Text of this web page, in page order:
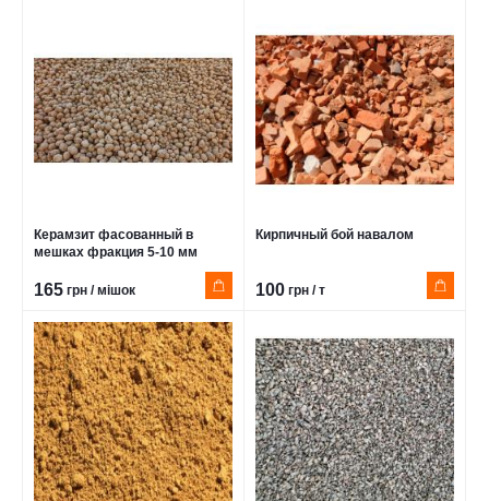
Керамзит фасованный в
мешках фракция 5-10 мм
165 грн / мішок
Кирпичный бой навалом
100 грн / т